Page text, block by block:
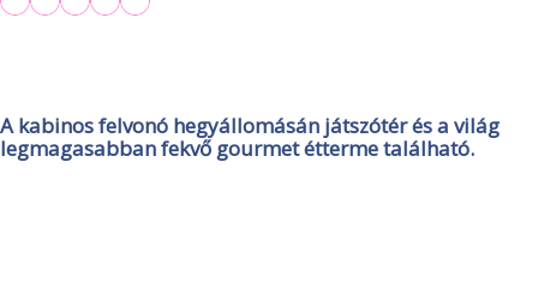
A kabinos felvonó hegyállomásán játszótér és a világ
legmagasabban fekvő gourmet étterme található.